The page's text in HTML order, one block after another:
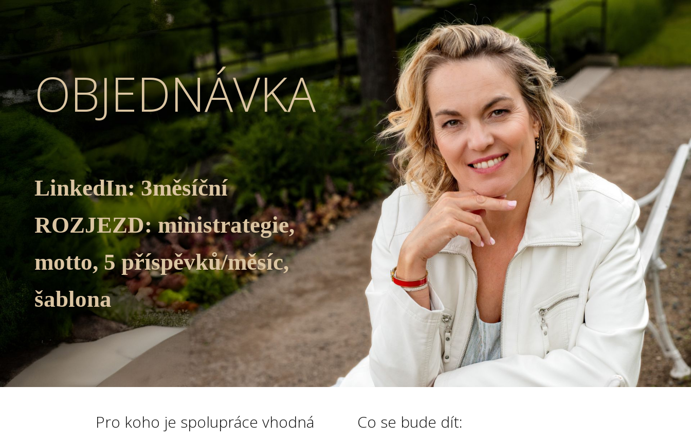
OBJEDNÁVKA
LinkedIn: 3měsíční
ROZJEZD: ministrategie,
motto, 5 příspěvků/měsíc,
šablona
Pro koho je spolupráce vhodná Co se bude dít: